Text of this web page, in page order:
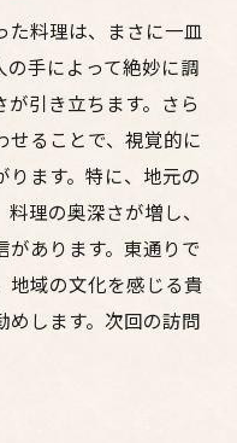
た料理は、まさに一皿
手によって絶妙に調
引き立ちます。さら
せることで、視覚的に
ます。特に、地元の
理の奥深さが増し、
があります。東通りで
地域の文化を感じる貴
めします。次回の訪問